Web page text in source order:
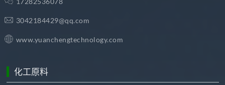
3042184429@qq.com
www.yuanchengtechnology.com
化工原料